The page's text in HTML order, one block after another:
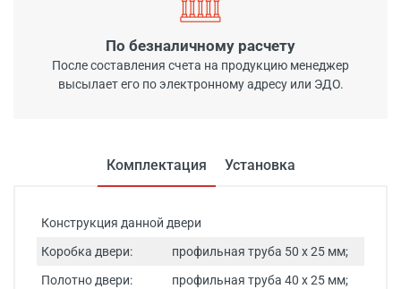
По безналичному расчету
После составления счета на продукцию менеджер
высылает его по электронному адресу или ЭДО.
Комплектация Установка
Конструкция данной двери
Коробка двери:
профильная труба 50 х 25 мм;
Полотно двери:
профильная труба 40 х 25 мм;